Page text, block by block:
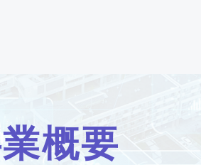
概要